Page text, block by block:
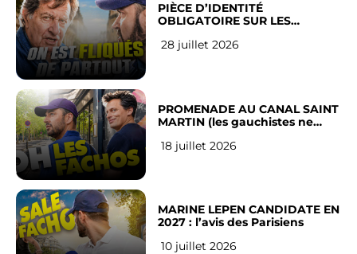
PIÈCE D’IDENTITÉ
OBLIGATOIRE SUR LES
Français
28 juillet 2026
PROMENADE AU CANAL SAINT
MARTIN (les gauchistes ne
18 juillet 2026
MARINE LEPEN CANDIDATE EN
2027 : l’avis des Parisiens
10 juillet 2026